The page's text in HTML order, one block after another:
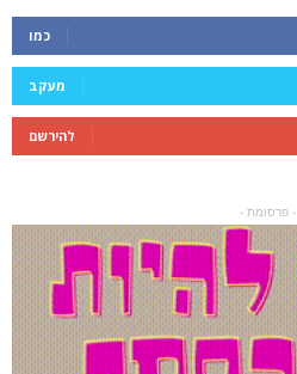
כמו
מעקב
להירשם
- פרסומת -